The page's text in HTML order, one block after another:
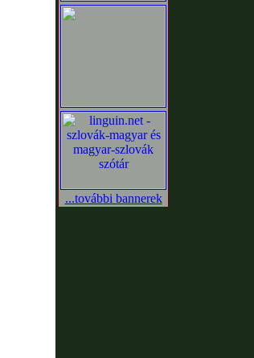
...további bannerek